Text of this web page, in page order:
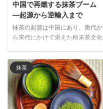
中国で再燃する抹茶ブーム
―起源から逆輸入まで
抹茶の起源は中国にあり、唐代か
ら宋代にかけて栄えた粉末茶文化
では日本経由で再び注目される興
味深い歴史と文化の循環を解説し
ます。
抹茶